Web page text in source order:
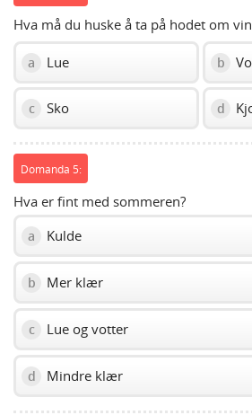
Hva må du huske å ta på hodet om
a Lue b
c Sko d
Domanda 5:
Hva er fint med sommeren?
a Kulde
b Mer klær
c Lue og votter
d Mindre klær